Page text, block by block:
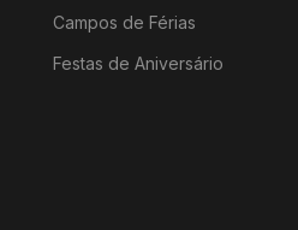
Campos de Férias
Festas de Aniversário